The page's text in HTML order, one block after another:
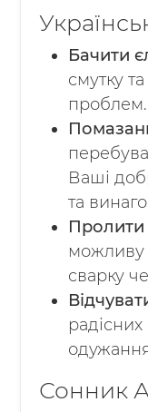
Бачити
смутку
проблем.
Ваші
та
Пролити
можливу
сварку
Сонник